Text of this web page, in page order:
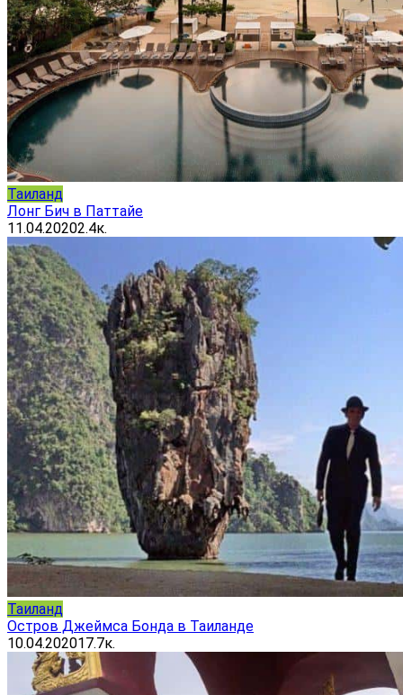
Таиланд
Лонг Бич в Паттайе
11.04.20202.4к.
Таиланд
Остров Джеймса Бонда в Таиланде
10.04.202017.7к.